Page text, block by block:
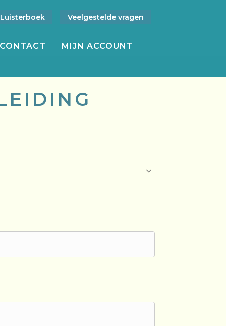
Luisterboek Veelgestelde vragen
CONTACT MIJN ACCOUNT